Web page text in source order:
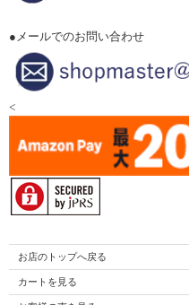
●メールでのお問い合わせ
<
お店のトップへ戻る
カートを見る